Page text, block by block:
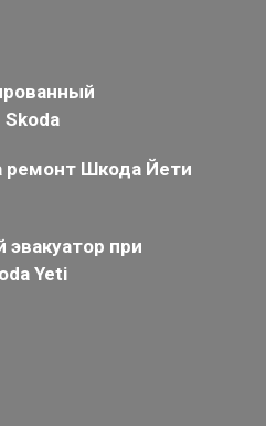
Skoda
ремонт Шкода Йети
эвакуатор при
Yeti